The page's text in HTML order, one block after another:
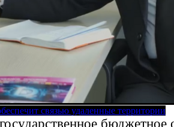
связью удаленные территории